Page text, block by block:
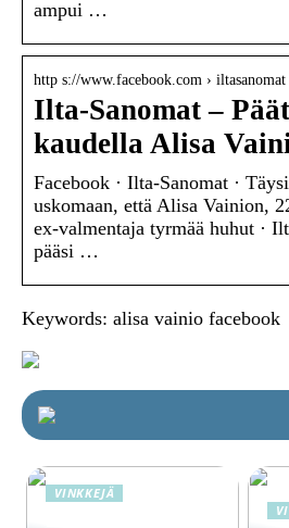
ampui …
http s://www.facebook.com ›
Ilta-Sanomat –
kaudella Alisa
Facebook · Ilta-Sanomat ·
uskomaan, että Alisa Vainion,
ex-valmentaja tyrmää huhut ·
pääsi …
Keywords: alisa vainio facebook
VINKKEJÄ